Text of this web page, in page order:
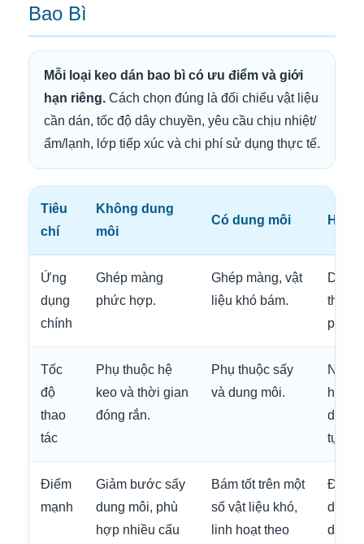
Bao Bì
Mỗi loại keo dán bao bì có ưu điểm và giới
hạn riêng. Cách chọn đúng là đối chiếu vật liệu
cần dán, tốc độ dây chuyền, yêu cầu chịu nhiệt/
ẩm/lạnh, lớp tiếp xúc và chi phí sử dụng thực tế.
Tiêu
chí
Không dung
môi
Có dung môi
Ứng
dụng
chính
Ghép màng
phức hợp.
Ghép màng, vật
liệu khó bám.
Dán
Tốc
độ
thao
tác
Phụ thuộc hệ
keo và thời gian
đóng rắn.
Phụ thuộc sấy
và dung môi.
hợp
dây
tự
Điểm
mạnh
Giảm bước sấy
dung môi, phù
hợp nhiều cấu
Bám tốt trên một
số vật liệu khó,
linh hoạt theo
Đông
dễ
dây